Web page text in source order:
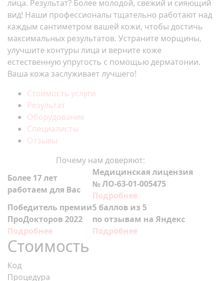
лица. Результат? Более молодой, свежий и сияющий
вид! Наши профессионалы тщательно работают над
каждым сантиметром вашей кожи, чтобы достичь
максимальных результатов. Устраните морщины,
улучшите контуры лица и верните коже
естественную упругость с помощью дерматонии.
Ваша кожа заслуживает лучшего!
Стоимость услуги
Результат
Оборудование
Специалисты
Отзывы
Почему нам доверяют:
Более 17 лет
работаем для Вас
Медицинская лицензия
№ ЛО-63-01-005475
Подробнее
Победитель премии
ПроДокторов 2022
Подробнее
5 баллов из 5
по отзывам на Яндекс
Подробнее
Стоимость
Код
Процедура